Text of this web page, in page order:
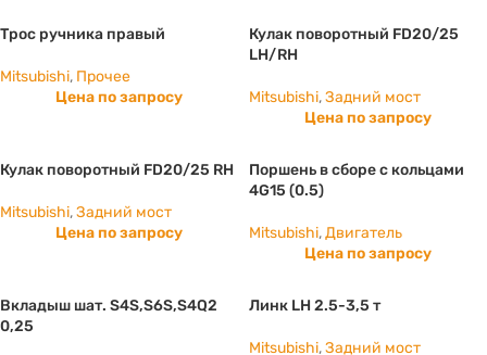
Трос ручника правый
Mitsubishi, Прочее
Цена по запросу
Кулак поворотный FD20/25
LH/RH
Mitsubishi,Задний мост
Цена по запросу
Кулак поворотный FD20/25 RH
Mitsubishi,Задний мост
Цена по запросу
Поршень в сборе с кольцами
4G15 (0.5)
Mitsubishi,Двигатель
Цена по запросу
Вкладыш шат. S4S,S6S,S4Q2
0,25
Линк LH 2.5-3,5 т
Mitsubishi,Задний мост